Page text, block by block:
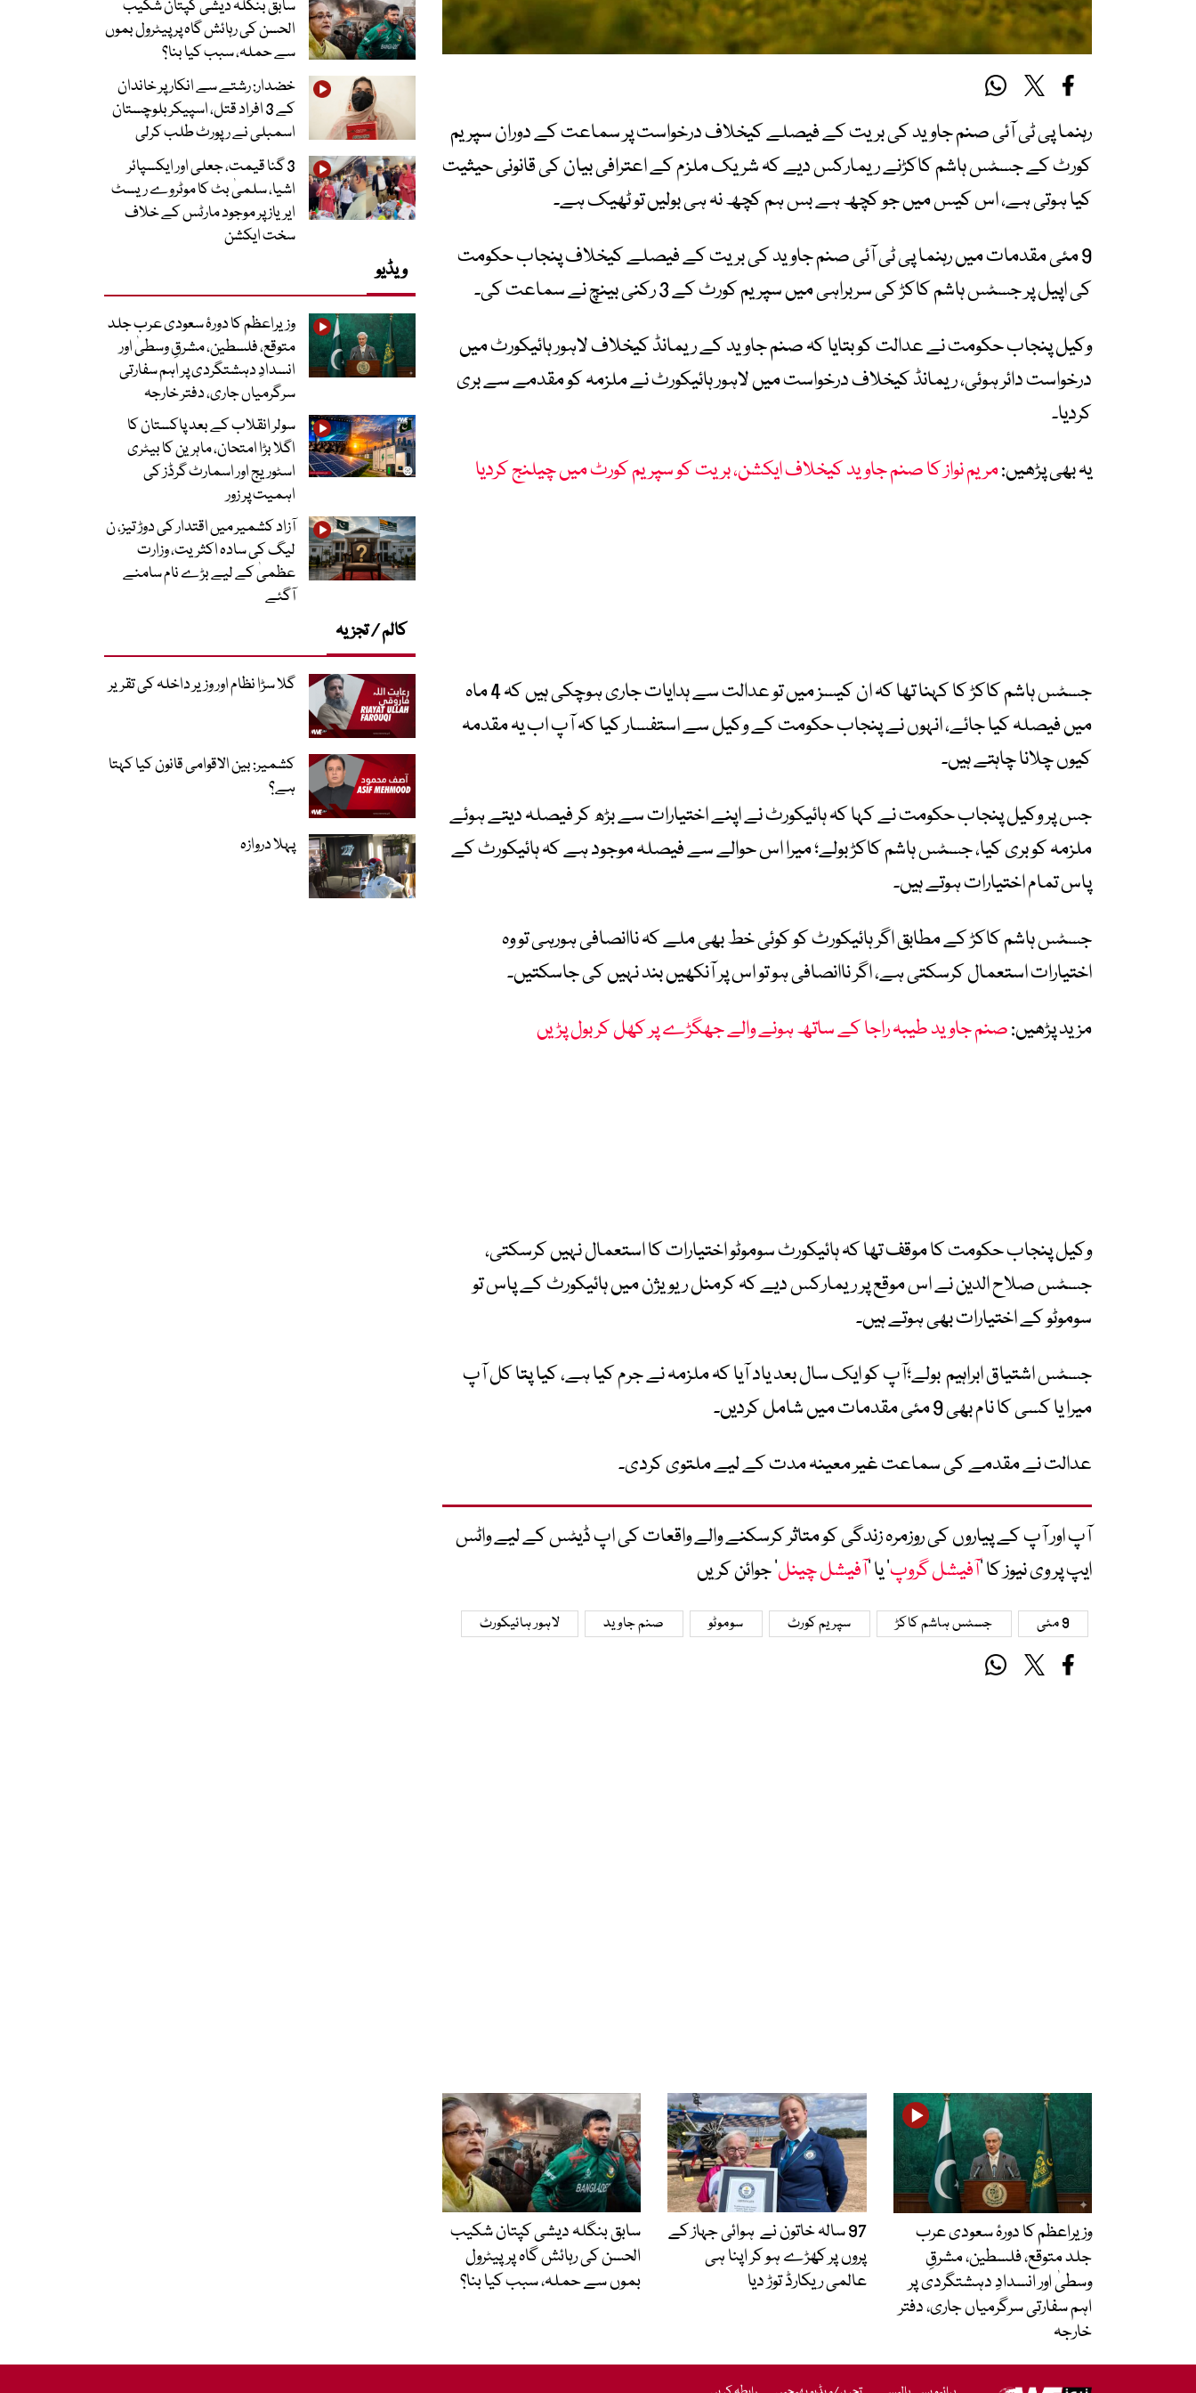
رہنما پی ٹی آئی صنم جاوید کی بریت کے فیصلے کیخلاف درخواست پر سماعت کے دوران سپریم
کورٹ کے جسٹس ہاشم کاکڑنے ریمارکس دیے کہ شریک ملزم کے اعترافی بیان کی قانونی حیثیت
کیا ہوتی ہے، اس کیس میں جو کچھ ہے بس ہم کچھ نہ ہی بولیں تو ٹھیک ہے۔
9 مئی مقدمات میں رہنما پی ٹی آئی صنم جاوید کی بریت کے فیصلے کیخلاف پنجاب حکومت
کی اپیل پر جسٹس ہاشم کاکڑ کی سربراہی میں سپریم کورٹ کے 3 رکنی بینچ نے سماعت کی۔
وکیل پنجاب حکومت نے عدالت کو بتایا کہ صنم جاوید کے ریمانڈ کیخلاف لاہور ہائیکورٹ میں
درخواست دائر ہوئی، ریمانڈ کیخلاف درخواست میں لاہور ہائیکورٹ نے ملزمہ کو مقدمے سے بری
کردیا۔
یہ بھی پڑھیں:مریم نواز کا صنم جاوید کیخلاف ایکشن، بریت کو سپریم کورٹ میں چیلنج کردیا
جسٹس ہاشم کاکڑ کا کہنا تھا کہ ان کیسز میں تو عدالت سے ہدایات جاری ہوچکی ہیں کہ 4 ماہ
میں فیصلہ کیا جائے، انہوں نے پنجاب حکومت کے وکیل سے استفسار کیا کہ آپ اب یہ مقدمہ
کیوں چلانا چاہتے ہیں۔
جس پر وکیل پنجاب حکومت نے کہا کہ ہائیکورٹ نے اپنے اختیارات سے بڑھ کر فیصلہ دیتے ہوئے
ملزمہ کو بری کیا، جسٹس ہاشم کاکڑ بولے؛ میرا اس حوالے سے فیصلہ موجود ہے کہ ہائیکورٹ کے
پاس تمام اختیارات ہوتے ہیں۔
جسٹس ہاشم کاکڑ کے مطابق اگر ہائیکورٹ کو کوئی خط بھی ملے کہ ناانصافی ہورہی تو وہ
اختیارات استعمال کرسکتی ہے، اگر ناانصافی ہو تو اس پر آنکھیں بند نہیں کی جاسکتیں۔
مزید پڑھیں:صنم جاوید طیبہ راجا کے ساتھ ہونے والے جھگڑے پر کھل کر بول پڑیں
وکیل پنجاب حکومت کا موقف تھا کہ ہائیکورٹ سوموٹو اختیارات کا استعمال نہیں کرسکتی،
جسٹس صلاح الدین نے اس موقع پر ریمارکس دیے کہ کرمنل ریویژن میں ہائیکورٹ کے پاس تو
سوموٹو کے اختیارات بھی ہوتے ہیں۔
جسٹس اشتیاق ابراہیم بولے؛آپ کو ایک سال بعد یاد آیا کہ ملزمہ نے جرم کیا ہے، کیا پتا کل آپ
میرا یا کسی کا نام بھی 9 مئی مقدمات میں شامل کردیں۔
عدالت نے مقدمے کی سماعت غیر معینہ مدت کے لیے ملتوی کردی۔
آپ اور آپ کے پیاروں کی روزمرہ زندگی کو متاثر کرسکنے والے واقعات کی اپ ڈیٹس کے لیے واٹس
ایپ پر وی نیوز کا ’آفیشل گروپ‘ یا ’آفیشل چینل‘ جوائن کریں
9 مئی جسٹس ہاشم کاکڑ سپریم کورٹ سوموٹو صنم جاوید لاہور ہائیکورٹ
وزیراعظم کا دورۂ سعودی عرب
جلد متوقع، فلسطین، مشرقِ
وسطیٰ اور انسدادِ دہشتگردی پر
اہم سفارتی سرگرمیاں جاری، دفتر
خارجہ
97 سالہ خاتون نے ہوائی جہاز کے
پروں پر کھڑے ہو کر اپنا ہی
عالمی ریکارڈ توڑ دیا
سابق بنگلہ دیشی کپتان شکیب
الحسن کی رہائش گاہ پر پیٹرول
بموں سے حملہ، سبب کیا بنا؟
سابق بنگلہ دیشی کپتان شکیب
الحسن کی رہائش گاہ پر پیٹرول بموں
سے حملہ، سبب کیا بنا؟
خضدار: رشتے سے انکار پر خاندان
کے 3 افراد قتل، اسپیکر بلوچستان
اسمبلی نے رپورٹ طلب کرلی
3 گنا قیمت، جعلی اور ایکسپائر
اشیا، سلمیٰ بٹ کا موٹروے ریسٹ
ایریاز پر موجود مارٹس کے خلاف
سخت ایکشن
ویڈیو
وزیراعظم کا دورۂ سعودی عرب جلد
متوقع، فلسطین، مشرقِ وسطیٰ اور
انسدادِ دہشتگردی پر اہم سفارتی
سرگرمیاں جاری، دفتر خارجہ
سولر انقلاب کے بعد پاکستان کا
اگلا بڑا امتحان، ماہرین کا بیٹری
اسٹوریج اور اسمارٹ گرڈز کی
اہمیت پر زور
آزاد کشمیر میں اقتدار کی دوڑ تیز، ن
لیگ کی سادہ اکثریت، وزارت
عظمیٰ کے لیے بڑے نام سامنے
آگئے
کالم / تجزیہ
گلا سڑا نظام اور وزیر داخلہ کی تقریر
کشمیر: بین الاقوامی قانون کیا کہتا
ہے؟
پہلا دروازہ